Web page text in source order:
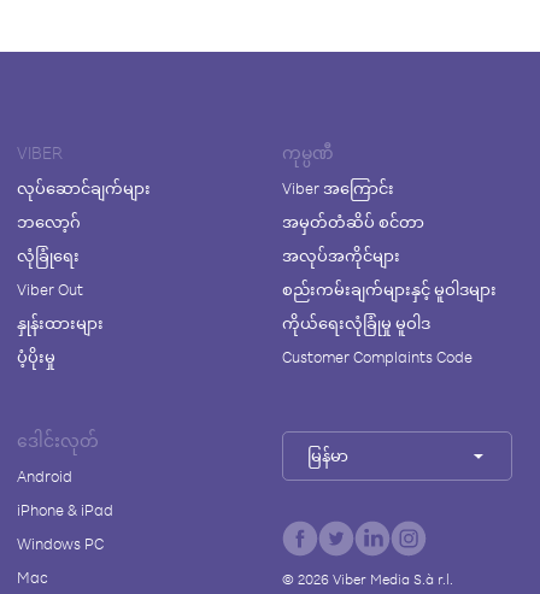
VIBER
လုပ်ဆောင်ချက်များ
ဘလော့ဂ်
လုံခြုံရေး
Viber Out
နှုန်းထားများ
ပံ့ပိုးမှု
ကုမ္ပဏီ
Viber အကြောင်း
အမှတ်တံဆိပ် စင်တာ
အလုပ်အကိုင်များ
စည်းကမ်းချက်များနှင့် မူဝါဒများ
ကိုယ်ရေးလုံခြုံမှု မူဝါဒ
Customer Complaints Code
ဒေါင်းလုတ်
Android
iPhone & iPad
Windows PC
Mac
မြန်မာ
© 2026Viber Media S.à r.l.